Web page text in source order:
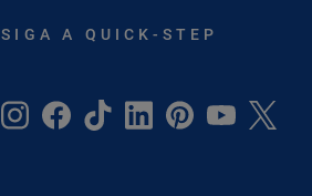
SIGA A QUICK-STEP